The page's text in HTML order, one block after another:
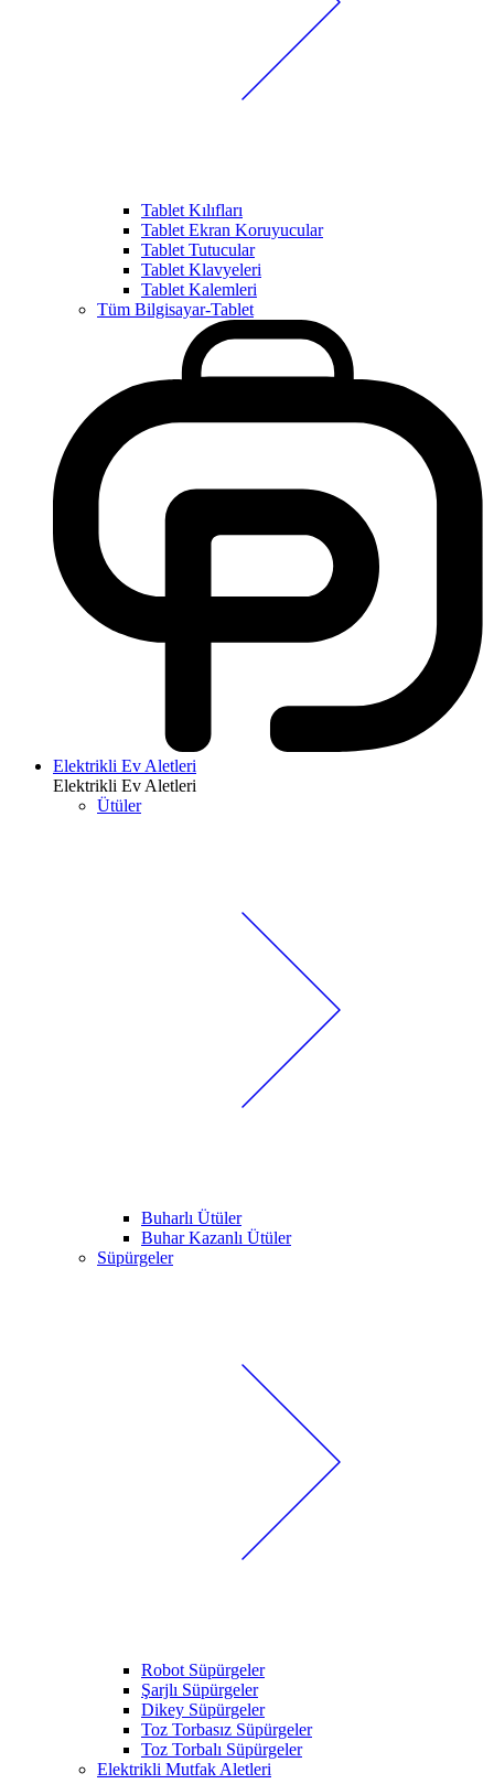
Tablet Kılıfları
Tablet Ekran Koruyucular
Tablet Tutucular
Tablet Klavyeleri
Tablet Kalemleri
Tüm Bilgisayar-Tablet
Elektrikli Ev Aletleri
Elektrikli Ev Aletleri
Ütüler
Buharlı Ütüler
Buhar Kazanlı Ütüler
Süpürgeler
Robot Süpürgeler
Şarjlı Süpürgeler
Dikey Süpürgeler
Toz Torbasız Süpürgeler
Toz Torbalı Süpürgeler
Elektrikli Mutfak Aletleri